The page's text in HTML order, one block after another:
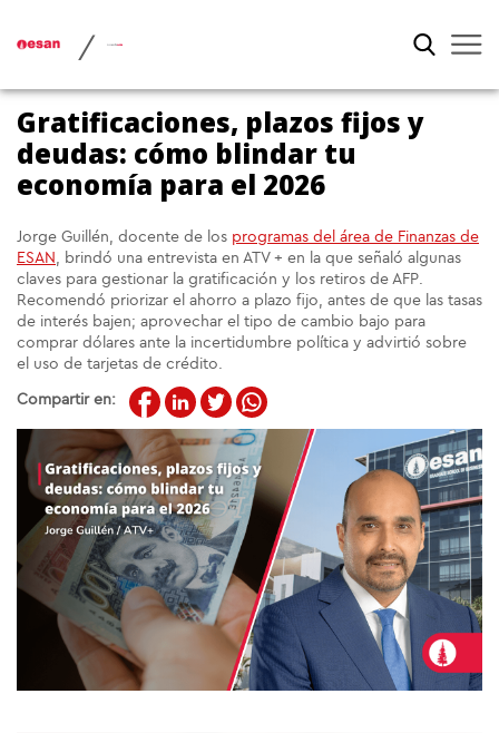
/
Gratificaciones, plazos fijos y
deudas: cómo blindar tu
economía para el 2026
Jorge Guillén, docente de los programas del área de Finanzas de
ESAN , brindó una entrevista en ATV + en la que señaló algunas
claves para gestionar la gratificación y los retiros de AFP.
Recomendó priorizar el ahorro a plazo fijo, antes de que las tasas
de interés bajen; aprovechar el tipo de cambio bajo para
comprar dólares ante la incertidumbre política y advirtió sobre
el uso de tarjetas de crédito.
Compartir en: